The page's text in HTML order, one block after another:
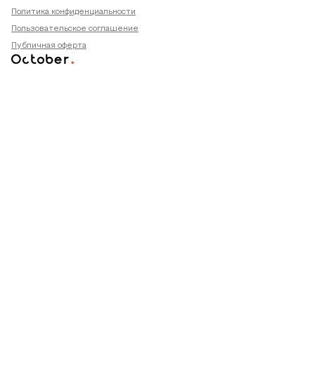
Политика конфиденциальности
Пользовательское соглашение
Публичная оферта